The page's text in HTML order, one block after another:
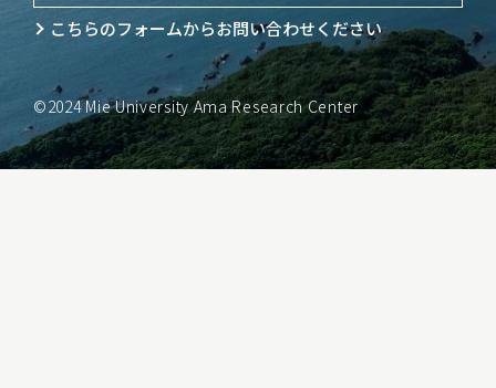
こちらのフォームからお問い合わせください
©2024 Mie University Ama Research Center